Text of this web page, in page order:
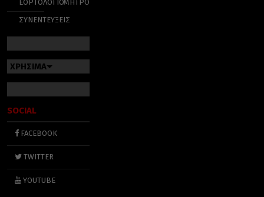
ΕΟΡΤΟΛΟΓΙΟ
ΣΥΝΕΝΤΕΥΞΕΙΣ
ΜΗΤΡΟΠΟΛΕΙΣ
ΧΡΗΣΙΜΑ
SOCIAL
FACEBOOK
TWITTER
YOUTUBE